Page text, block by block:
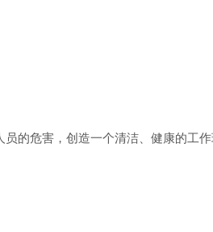
危害，创造一个清洁、健康的工作